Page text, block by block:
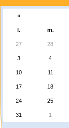
«
l. m.
27 28
3 4
10 11
17 18
24 25
31 1